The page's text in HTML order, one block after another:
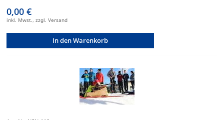
0,00 €
inkl. Mwst., zzgl. Versand
In den Warenkorb